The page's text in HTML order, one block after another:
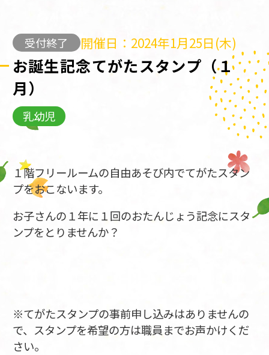
受付終了 開催日：2024年1月25日(木)
お誕生記念てがたスタンプ（１
月）
乳幼児
１階フリールームの自由あそび内でてがたスタン
プをおこないます。
お子さんの１年に１回のおたんじょう記念にスタ
ンプをとりませんか？
※てがたスタンプの事前申し込みはありませんの
で、スタンプを希望の方は職員までお声かけくだ
さい。